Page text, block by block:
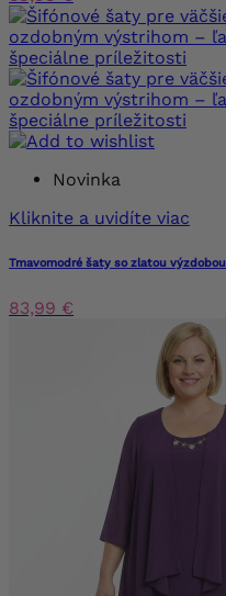
Novinka
Kliknite a uvidíte viac
Tmavomodré šaty so zlatou výzdobou
83,99 €